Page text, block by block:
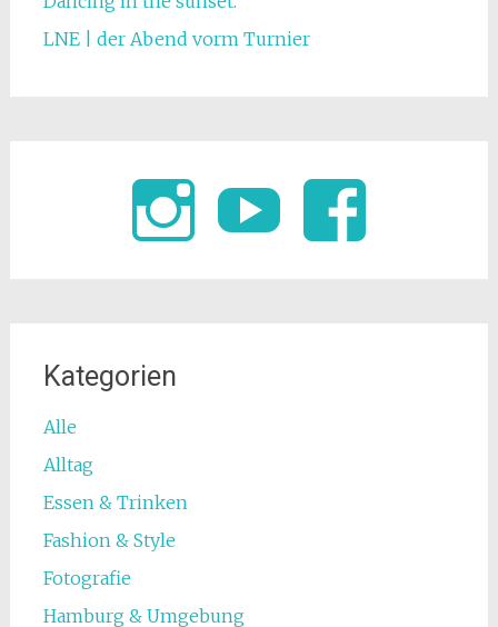
LNE | der Abend vorm Turnier
Kategorien
Alle
Alltag
Essen & Trinken
Fashion & Style
Fotografie
Hamburg & Umgebung